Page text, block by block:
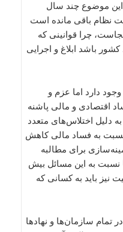
موضوع چند سال
باقی مانده است
چرا قوانینی که
باشد ابلاغ و اجرایی
دارد اما عزم و
اقتصادی و مالی پاشنه
دلیل اختلاس‌های متعدد
به فساد مالی کاهش
برای مطالبه
به این مسائل بیش
نیز باید به کسانی که
سازمان‌ها و نهادها